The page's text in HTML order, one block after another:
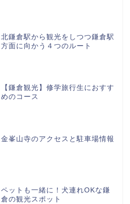
北鎌倉駅から観光をしつつ鎌倉駅
方面に向かう４つのルート
【鎌倉観光】修学旅行生におすす
めのコース
金峯山寺のアクセスと駐車場情報
ペットも一緒に！犬連れOKな鎌
倉の観光スポット